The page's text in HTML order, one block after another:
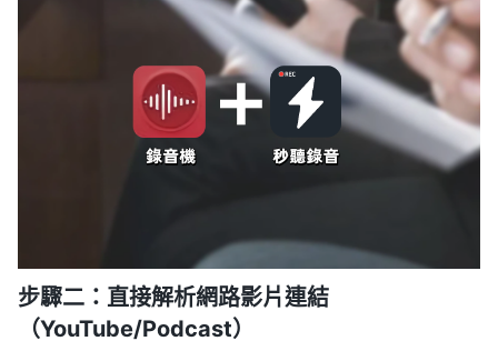
步驟二：直接解析網路影片連結
（YouTube/Podcast）